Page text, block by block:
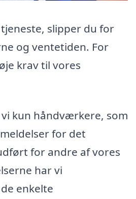
slipper du for
og ventetiden. For
krav til vores
kun håndværkere, som
for det
for andre af vores
har vi
enkelte